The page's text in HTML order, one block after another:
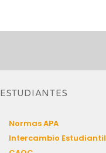
ESTUDIANTES
Normas APA
Intercambio Estudiantil